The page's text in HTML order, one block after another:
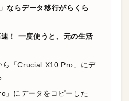
ならデータ移行がらくら
！ 一度使うと、元の生活
ら「Crucial X10 Pro」にデ
」にデータをコピーした